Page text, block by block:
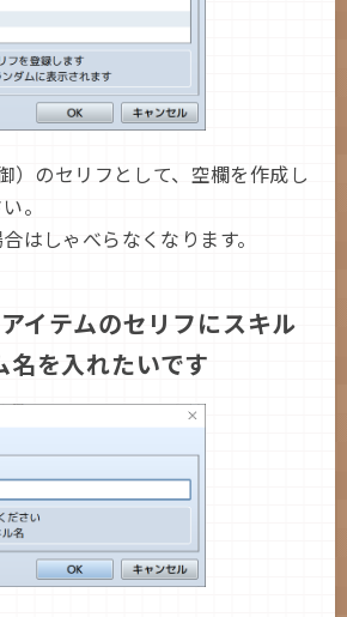
）のセリフとして、空欄を作成し
。
はしゃべらなくなります。
イテムのセリフにスキル
名を入れたいです